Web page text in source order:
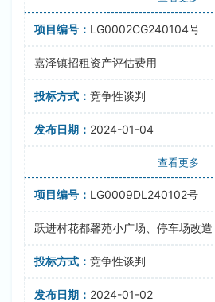
LG0002CG240104号
嘉泽镇招租资产评估费用
竞争性谈判
2024-01-04
查看更多
LG0009DL240102号
跃进村花都馨苑小广场、停车场改造
竞争性谈判
2024-01-02